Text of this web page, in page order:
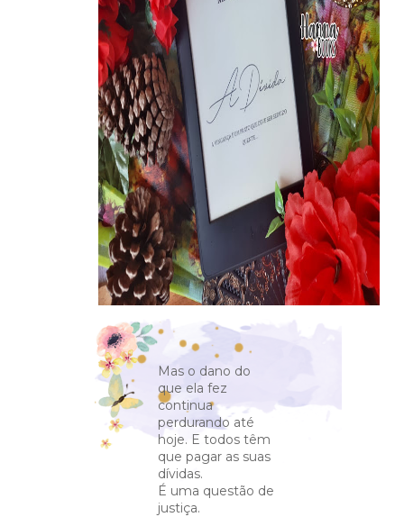
Mas o dano do
que ela fez
continua
perdurando até
hoje. E todos têm
que pagar as suas
dívidas.
É uma questão de
justiça.